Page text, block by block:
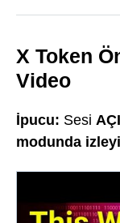
X Token
Video
İpucu: Sesi
modunda